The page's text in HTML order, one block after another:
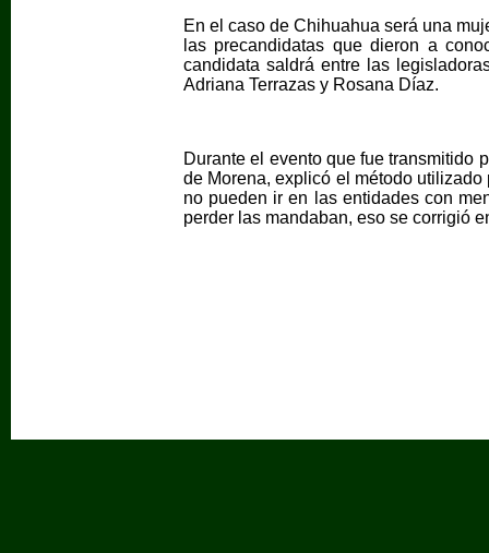
En el caso de Chihuahua será una
las precandidatas que dieron a
candidata saldrá entre las
Adriana Terrazas y Rosana Díaz.
Durante el evento que fue transmitido
de Morena, explicó el método
no pueden ir en las entidades con
perder las mandaban, eso se corrigió